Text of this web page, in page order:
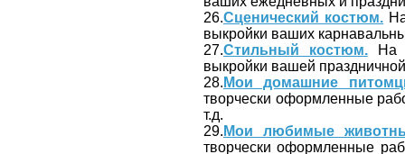
26.Сценический костюм.
выкройки ваших
27.Стильный костюм.На
выкройки вашей
28. Мои домашние
творчески оформленные
т.д.
29. Мои любимые
творчески оформленные